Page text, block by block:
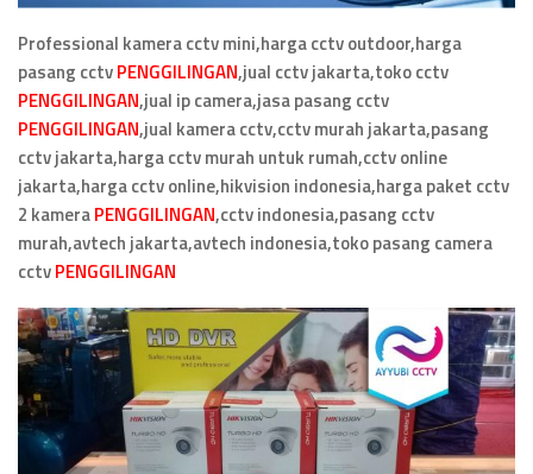
Professional kamera cctv mini,harga cctv outdoor,harga
pasang cctvPENGGILINGAN,jual cctv jakarta,toko cctv
PENGGILINGAN,jual ip camera,jasa pasang cctv
PENGGILINGAN,jual kamera cctv,cctv murah jakarta,pasang
cctv jakarta,harga cctv murah untuk rumah,cctv online
jakarta,harga cctv online,hikvision indonesia,harga paket cctv
2 kameraPENGGILINGAN,cctv indonesia,pasang cctv
murah,avtech jakarta,avtech indonesia,toko pasang camera
cctvPENGGILINGAN